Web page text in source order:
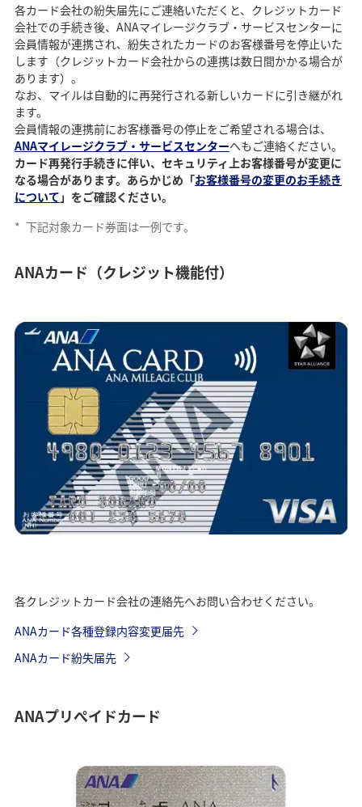
各カード会社の紛失届先にご連絡いただくと、クレジットカード
会社での手続き後、ANAマイレージクラブ・サービスセンターに
会員情報が連携され、紛失されたカードのお客様番号を停止いた
します（クレジットカード会社からの連携は数日間かかる場合が
あります）。
なお、マイルは自動的に再発行される新しいカードに引き継がれ
ます。
会員情報の連携前にお客様番号の停止をご希望される場合は、
ANAマイレージクラブ・サービスセンターへもご連絡ください。
カード再発行手続きに伴い、セキュリティ上お客様番号が変更に
なる場合があります。あらかじめ「お客様番号の変更のお手続き
について 」をご確認ください。
* 下記対象カード券面は一例です。
ANAカード（クレジット機能付）
各クレジットカード会社の連絡先へお問い合わせください。
ANAカード各種登録内容変更届先
ANAカード紛失届先
ANAプリぺイドカード